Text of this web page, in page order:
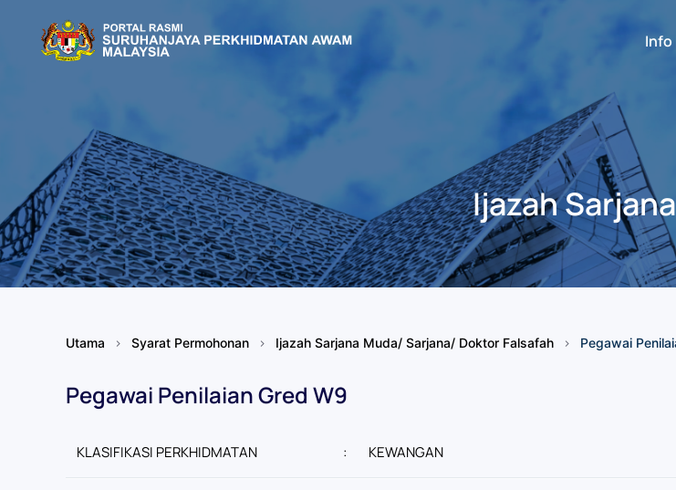
Skip to main content
Info
Ijazah
Utama Syarat Permohonan Ijazah Sarjana Muda/ Sarjana/ Doktor Falsafah Pegawai
Pegawai Penilaian Gred W9
KLASIFIKASI PERKHIDMATAN : KEWANGAN